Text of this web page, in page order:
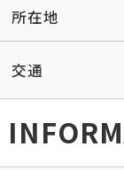
所在地
交通